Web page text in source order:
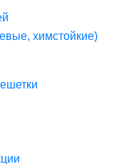
химстойкие)